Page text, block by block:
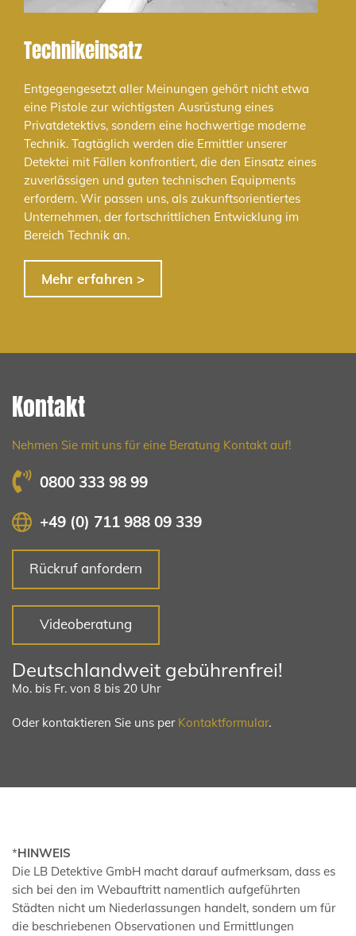
Technikeinsatz
Entgegengesetzt aller Meinungen gehört nicht etwa
eine Pistole zur wichtigsten Ausrüstung eines
Privatdetektivs, sondern eine hochwertige moderne
Technik. Tagtäglich werden die Ermittler unserer
Detektei mit Fällen konfrontiert, die den Einsatz eines
zuverlässigen und guten technischen Equipments
erfordern. Wir passen uns, als zukunftsorientiertes
Unternehmen, der fortschrittlichen Entwicklung im
Bereich Technik an.
Mehr erfahren >
Kontakt
Nehmen Sie mit uns für eine Beratung Kontakt auf!
0800 333 98 99
+49 (0) 711 988 09 339
Rückruf anfordern
Videoberatung
Deutschlandweit gebührenfrei!
Mo. bis Fr. von 8 bis 20 Uhr
Oder kontaktieren Sie uns per Kontaktformular.
*HINWEIS
Die LB Detektive GmbH macht darauf aufmerksam, dass es
sich bei den im Webauftritt namentlich aufgeführten
Städten nicht um Niederlassungen handelt, sondern um für
die beschriebenen Observationen und Ermittlungen